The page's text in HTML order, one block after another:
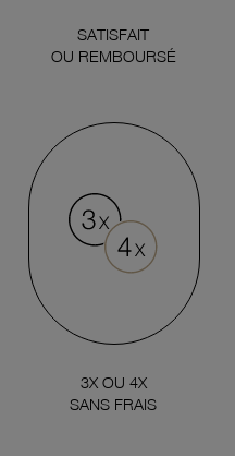
SATISFAIT
OU REMBOURSÉ
3X OU 4X
SANS FRAIS